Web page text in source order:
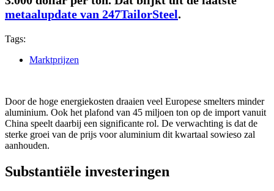
metaalupdate van 247TailorSteel.
Tags:
Marktprijzen
Door de hoge energiekosten draaien veel Europese smelters minder
aluminium. Ook het plafond van 45 miljoen ton op de import vanuit
China speelt daarbij een significante rol. De verwachting is dat de
sterke groei van de prijs voor aluminium dit kwartaal sowieso zal
aanhouden.
Substantiële investeringen